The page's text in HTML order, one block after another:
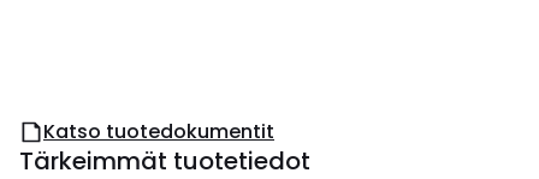
Katso tuotedokumentit
Tärkeimmät tuotetiedot